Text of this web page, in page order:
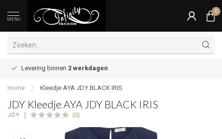
MENU
0
Levering binnen 2 werkdagen
Home / Kleedje AYA JDY BLACK IRIS
JDY Kleedje AYA JDY BLACK IRIS
JDY (0)